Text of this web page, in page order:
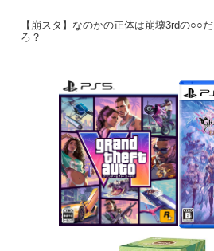
【崩スタ】なのかの正体は崩壊3rdの○○だ
ろ？